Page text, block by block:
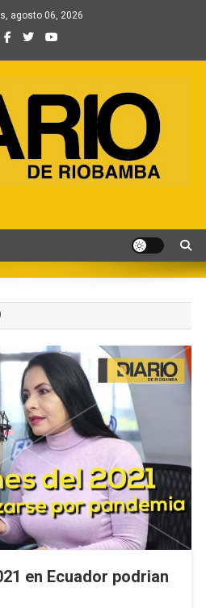
agosto 06, 2026
digitales
en Ecuador podrian